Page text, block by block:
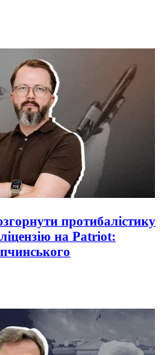
протибалістику
на Patriot: